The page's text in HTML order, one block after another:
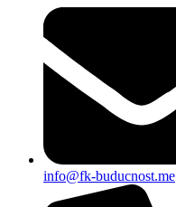
info@fk-buducnost.me